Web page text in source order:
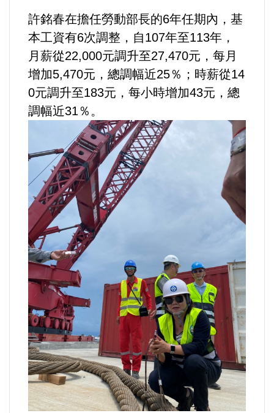
中美台
正能量
餐飲美食
蔬/素食
法制/司法/監督
防災/救災
考試/監察
國安/國防/外交
自然/地理/景觀/地球
都市發展與都市建設
財務金融/稅制改革
許銘春在擔任勞動部長的6年任期內，基
本工資有6次調整，自107年至113年，
月薪從22,000元調升至27,470元，每月
增加5,470元，總調幅近25％；時薪從14
0元調升至183元，每小時增加43元，總
調幅近31％。